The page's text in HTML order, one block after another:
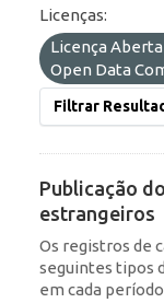
Licenças:
Licença Aberta
Open Data
Filtrar
Publicação
estrangeiros
Os registros de
seguintes tipos
em cada